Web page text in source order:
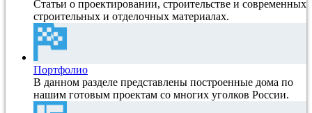
Статьи о проектировании, строительстве и современных
строительных и отделочных материалах.
Портфолио
В данном разделе представлены построенные дома по
нашим готовым проектам со многих уголков России.